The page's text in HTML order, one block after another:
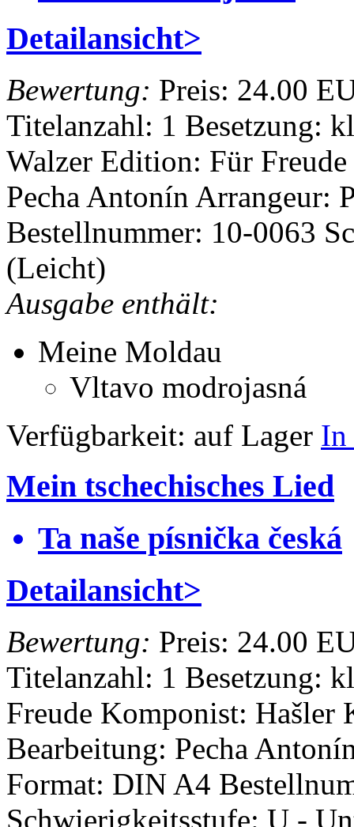
Detailansicht>
Bewertung: Preis: 24.00
Titelanzahl: 1 Besetzung:
Walzer Edition: Für Freude
Pecha Antonín Arrangeur:
Bestellnummer: 10-0063
(Leicht)
Ausgabe enthält:
Meine Moldau
Vltavo modrojasná
Verfügbarkeit: auf Lager In
Mein tschechisches Lied
Ta naše písnička česká
Detailansicht>
Bewertung: Preis: 24.00
Titelanzahl: 1 Besetzung:
Freude Komponist: Hašler
Bearbeitung: Pecha
Format: DIN A4
Schwierigkeitsstufe: U -